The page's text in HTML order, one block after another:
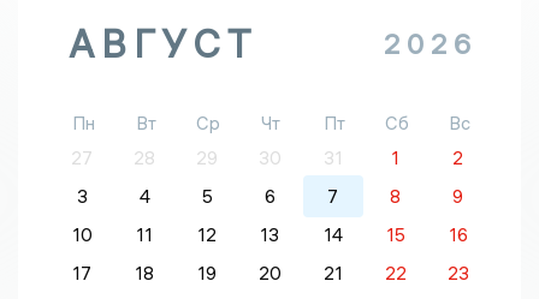
АВГУСТ 2026
Пн Вт Ср Чт Пт Сб
Вс
27
28 29 30 31 1
2
3
4 5 6 7 8
9
10
11 12 13 14 15
16
17
18 19 20 21 22
23